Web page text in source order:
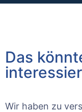
Das
Wir haben zu